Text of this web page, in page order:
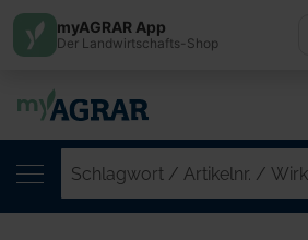
myAGRAR App
Der Landwirtschafts-Shop